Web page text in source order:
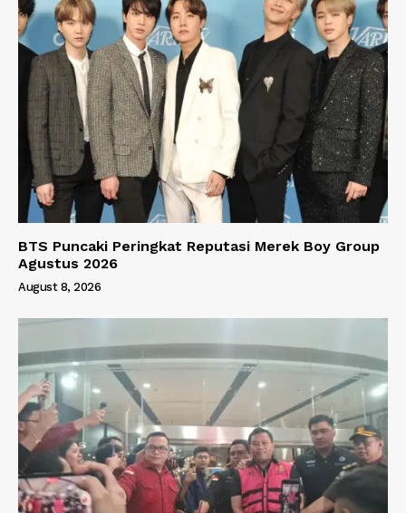
BTS Puncaki Peringkat Reputasi Merek Boy Group
Agustus 2026
August 8, 2026